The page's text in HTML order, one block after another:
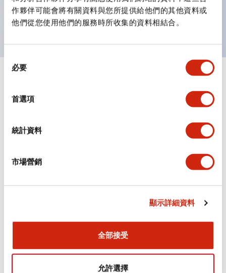
作夥伴可能會將有關資料與您所提供給他們的其他資料或
他們從您使用他們的服務時所收集的資料相結合。
必要
首選項
統計資料
市場營銷
顯示詳細資料
全部接受
允許選擇
顏色。
主要機種已通過UL和CSA認證，並符合EN標準。
審美規範
環境規範
機械規格
安裝和安裝規範
文件和檔案